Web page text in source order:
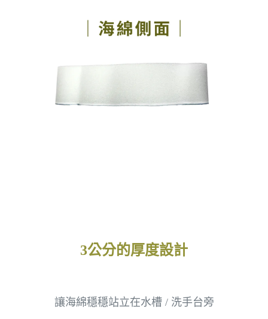
3公分的厚度設計
讓海綿穩穩站立在水槽 / 洗手台旁